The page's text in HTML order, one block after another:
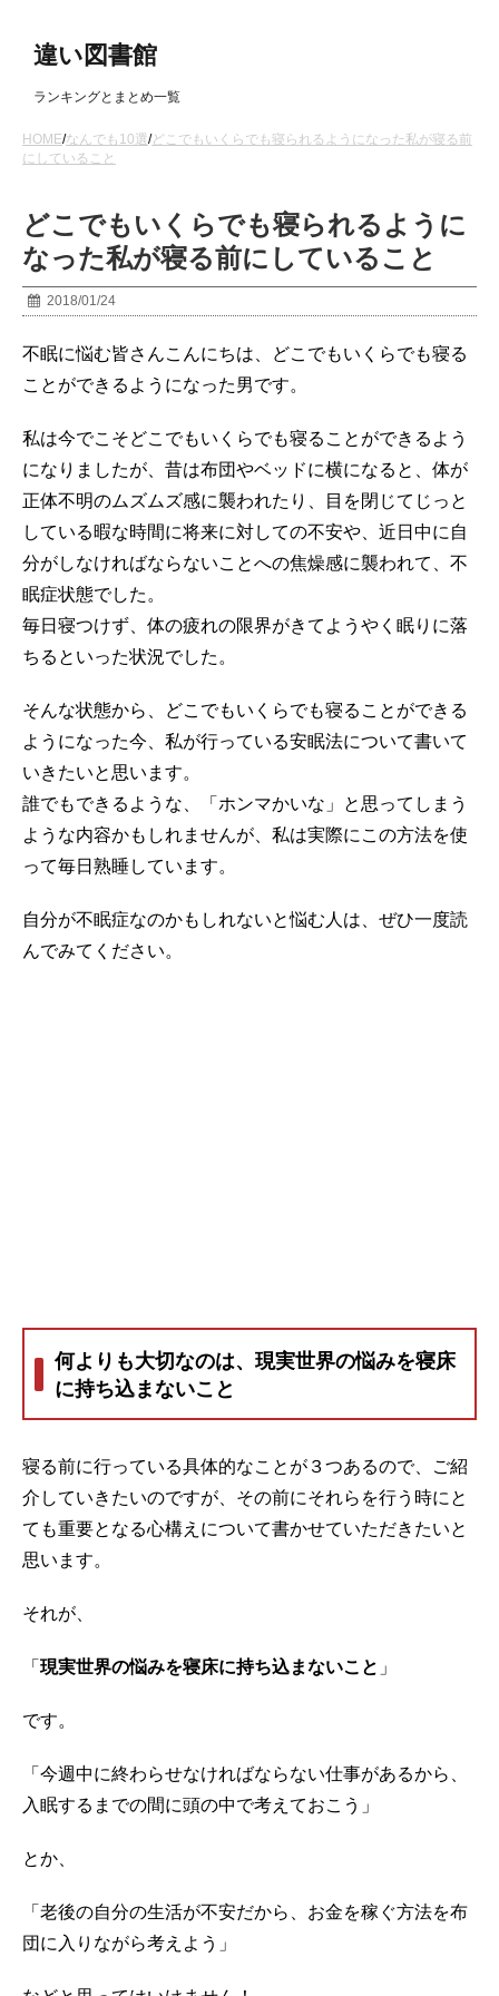
違い図書館
ランキングとまとめ一覧
HOME/なんでも10選/どこでもいくらでも寝られるようになった私が寝る前
にしていること
どこでもいくらでも寝られるように
なった私が寝る前にしていること
2018/01/24
不眠に悩む皆さんこんにちは、どこでもいくらでも寝る
ことができるようになった男です。
私は今でこそどこでもいくらでも寝ることができるよう
になりましたが、昔は布団やベッドに横になると、体が
正体不明のムズムズ感に襲われたり、目を閉じてじっと
している暇な時間に将来に対しての不安や、近日中に自
分がしなければならないことへの焦燥感に襲われて、不
眠症状態でした。
毎日寝つけず、体の疲れの限界がきてようやく眠りに落
ちるといった状況でした。
そんな状態から、どこでもいくらでも寝ることができる
ようになった今、私が行っている安眠法について書いて
いきたいと思います。
誰でもできるような、「ホンマかいな」と思ってしまう
ような内容かもしれませんが、私は実際にこの方法を使
って毎日熟睡しています。
自分が不眠症なのかもしれないと悩む人は、ぜひ一度読
んでみてください。
何よりも大切なのは、現実世界の悩みを寝床
に持ち込まないこと
寝る前に行っている具体的なことが３つあるので、ご紹
介していきたいのですが、その前にそれらを行う時にと
ても重要となる心構えについて書かせていただきたいと
思います。
それが、
「 現実世界の悩みを寝床に持ち込まないこと 」
です。
「今週中に終わらせなければならない仕事があるから、
入眠するまでの間に頭の中で考えておこう」
とか、
「老後の自分の生活が不安だから、お金を稼ぐ方法を布
団に入りながら考えよう」